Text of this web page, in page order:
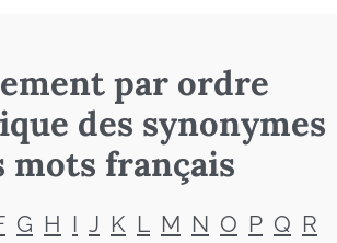
par ordre
des synonymes
mots français
G H I J K L M N O P Q R